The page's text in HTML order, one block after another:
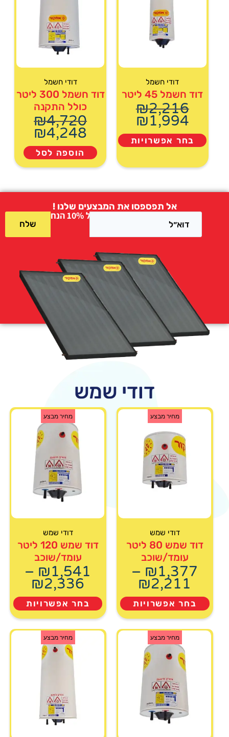
דודי חשמל
דוד חשמל 45 ליטר
₪2,216
₪1,994
בחר אפשרויות
דודי חשמל
דוד חשמל 300 ליטר
כולל התקנה
₪4,720
₪4,248
הוספה לסל
אל תפספסו את המבצעים שלנו !
הרשמו וקבלו למייל קופון של 10% הנחה !
שלח
דודי שמש
מחיר מבצע
דודי שמש
דוד שמש 80 ליטר
עומד/שוכב
₪1,377
–
₪2,211
בחר אפשרויות
מחיר מבצע
דודי שמש
דוד שמש 120 ליטר
עומד/שוכב
₪1,541
–
₪2,336
בחר אפשרויות
מחיר מבצע מחיר מבצע